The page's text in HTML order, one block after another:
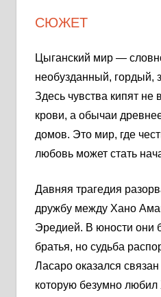
СЮЖЕТ
Цыганский мир —
необузданный, гордый,
Здесь чувства кипят не
крови, а обычаи
домов. Это мир, где
любовь может стать
Давняя трагедия
дружбу между Хано
Эредией. В юности они
братья, но судьба
Ласаро оказался
которую безумно любил